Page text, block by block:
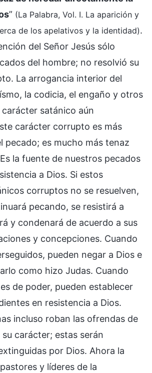
” (La Palabra, Vol. I. La aparición y
de los apelativos y la identidad).
del Señor Jesús sólo
del hombre; no resolvió su
La arrogancia interior del
la codicia, el engaño y otros
satánico aún
carácter corrupto es más
pecado; es mucho más tenaz
la fuente de nuestros pecados
a Dios. Si estos
corruptos no se resuelven,
pecando, se resistirá a
y condenará de acuerdo a sus
y concepciones. Cuando
pueden negar a Dios e
como hizo Judas. Cuando
de poder, pueden establecer
en resistencia a Dios.
incluso roban las ofrendas de
carácter; estas serán
por Dios. Ahora la
y líderes de la